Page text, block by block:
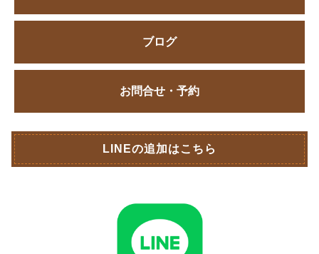
ブログ
お問合せ・予約
LINEの追加はこちら